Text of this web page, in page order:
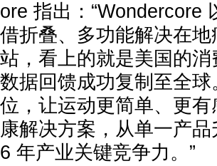
ore 指出：“Wondercore
借折叠、多功能解决在
站，看上的就是美国的
数据回馈成功复制至全
位，让运动更简单、更
康解决方案，从单一产
6 年产业关键竞争力。”